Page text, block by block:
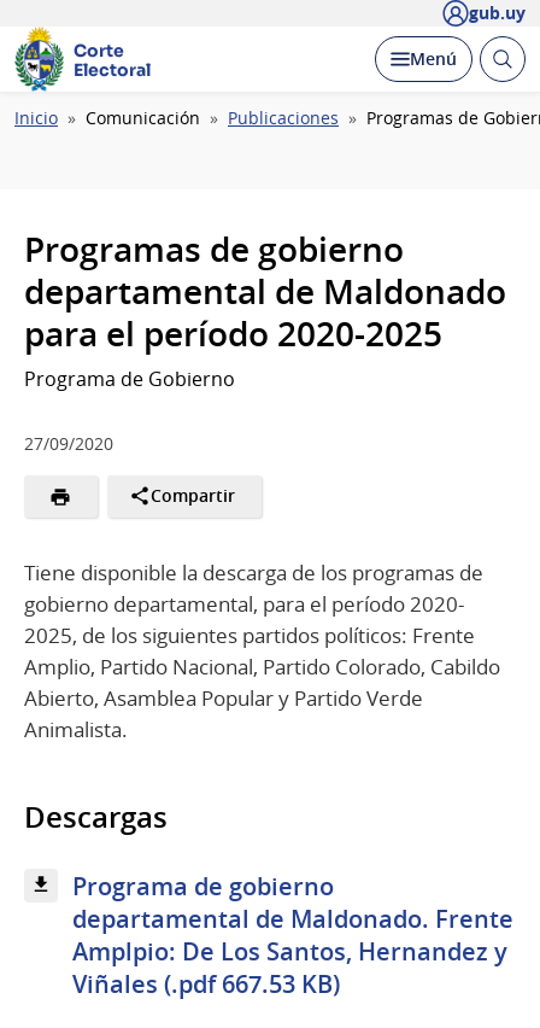
gub.uy
Corte
Electoral
Desplegar
Menú Abrir
Ruta
Inicio Comunicación Publicaciones Programas de
Programas de gobierno
departamental de Maldonado
para el período 2020-2025
Programa de Gobierno
27/09/2020
Compartir
Tiene disponible la descarga de los programas de
gobierno departamental, para el período 2020-
2025, de los siguientes partidos políticos: Frente
Amplio, Partido Nacional, Partido Colorado, Cabildo
Abierto, Asamblea Popular y Partido Verde
Animalista.
Descargas
Programa de gobierno
departamental de Maldonado. Frente
Amplpio: De Los Santos, Hernandez y
Viñales (.pdf 667.53 KB)